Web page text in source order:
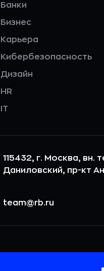
Банки
Бизнес
Карьера
Кибербезопасность
Дизайн
HR
IT
115432, г. Москва, вн.
Даниловский, пр-кт
team@rb.ru
повышения удобства